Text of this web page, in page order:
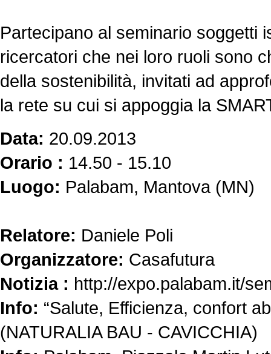
Partecipano al seminario soggetti
ricercatori che nei loro ruoli sono
della sostenibilità, invitati ad
la rete su cui si appoggia la
Data: 20.09.2013
Orario : 14.50 - 15.10
Luogo: Palabam, Mantova (MN)
Relatore: Daniele Poli
Organizzatore: Casafutura
Notizia : http://expo.palabam.it/
Info: “Salute, Efficienza, confort
(NATURALIA BAU - CAVICCHIA)